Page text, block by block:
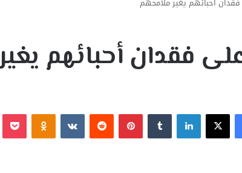
فقدان أحبائهم
فيسبوك‫X لينكدإن بينتيريست